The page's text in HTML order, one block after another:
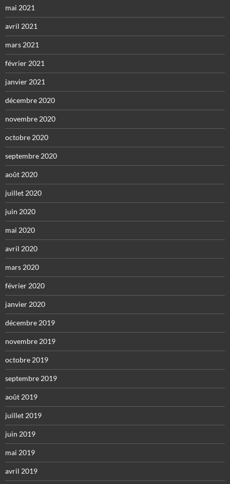
mai 2021
avril 2021
mars 2021
février 2021
janvier 2021
décembre 2020
novembre 2020
octobre 2020
septembre 2020
août 2020
juillet 2020
juin 2020
mai 2020
avril 2020
mars 2020
février 2020
janvier 2020
décembre 2019
novembre 2019
octobre 2019
septembre 2019
août 2019
juillet 2019
juin 2019
mai 2019
avril 2019